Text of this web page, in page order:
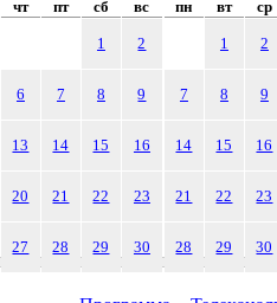
чт пт сб вс
1 2
6 7 8 9
13 14 15 16
20 21 22 23
27 28 29 30
пн вт ср
1 2
7 8 9
14 15 16
21 22 23
28 29 30